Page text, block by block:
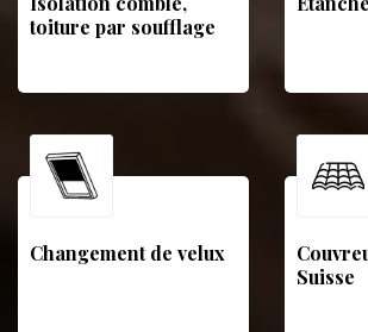
toiture par soufflage
Changement de velux
Suisse